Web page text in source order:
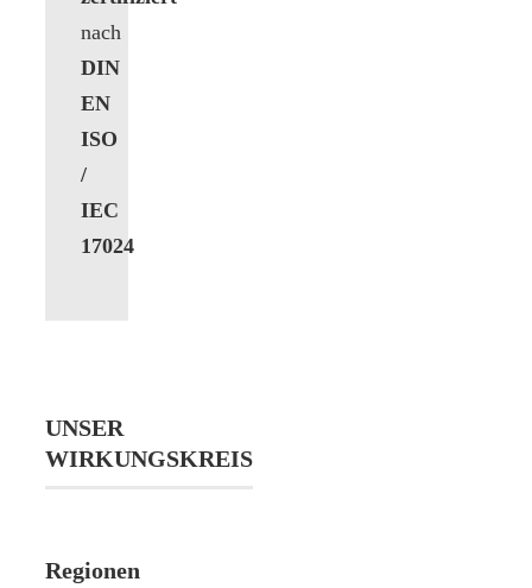
nach
DIN
EN
ISO
/
IEC
17024
UNSER
WIRKUNGSKREIS
Regionen